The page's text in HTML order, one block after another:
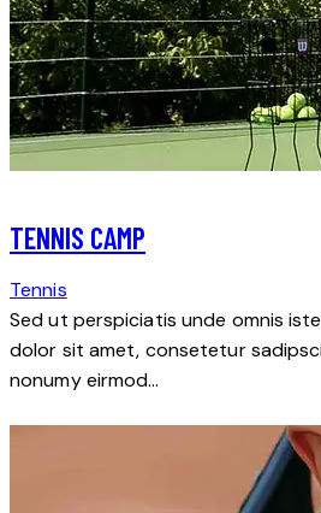
TENNIS CAMP
Tennis
Sed ut perspiciatis unde omnis
dolor sit amet, consetetur
nonumy eirmod…